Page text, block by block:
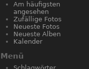
Am häufigsten
angesehen
Zufällige Fotos
Neueste Fotos
Neueste Alben
Kalender
Menü
Schlagwörter